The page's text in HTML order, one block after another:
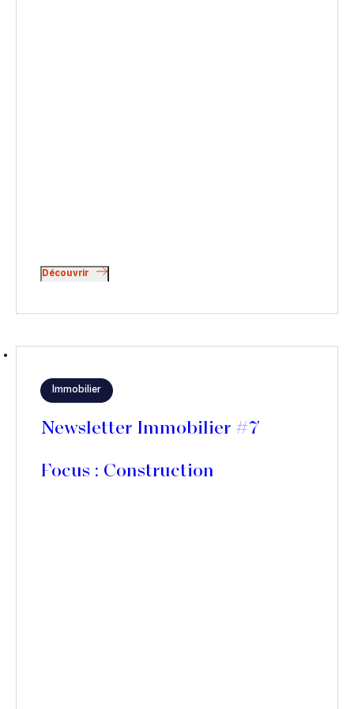
Découvrir
Immobilier
Newsletter Immobilier #7
Focus : Construction